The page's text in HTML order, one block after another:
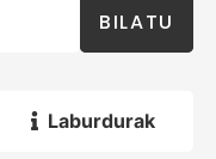
BILATU
Laburdurak